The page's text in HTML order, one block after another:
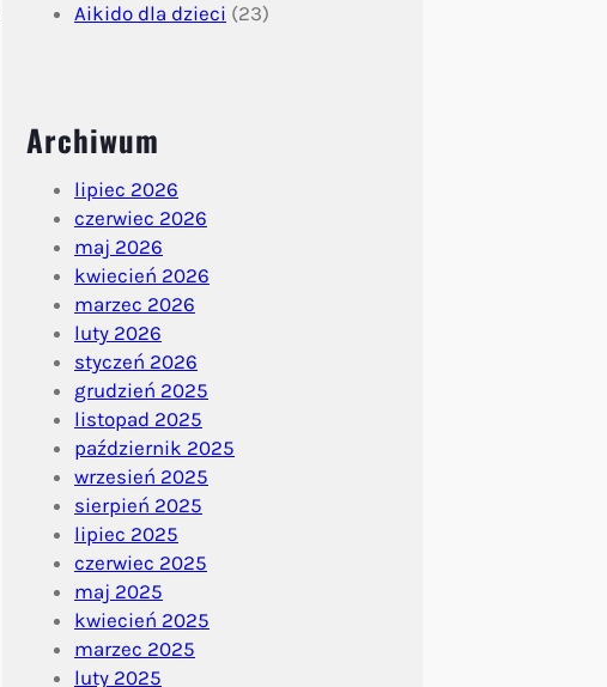
Aikido dla dzieci (23)
Archiwum
lipiec 2026
czerwiec 2026
maj 2026
kwiecień 2026
marzec 2026
luty 2026
styczeń 2026
grudzień 2025
listopad 2025
październik 2025
wrzesień 2025
sierpień 2025
lipiec 2025
czerwiec 2025
maj 2025
kwiecień 2025
marzec 2025
luty 2025